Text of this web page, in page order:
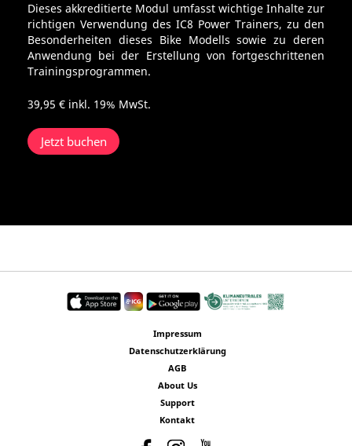
Dieses akkreditierte Modul umfasst wichtige Inhalte zur
richtigen Verwendung des IC8 Power Trainers, zu den
Besonderheiten dieses Bike Modells sowie zu deren
Anwendung bei der Erstellung von fortgeschrittenen
Trainingsprogrammen.
39,95 € inkl. 19% MwSt.
Jetzt buchen
Impressum
Datenschutzerklärung
AGB
About Us
Support
Kontakt